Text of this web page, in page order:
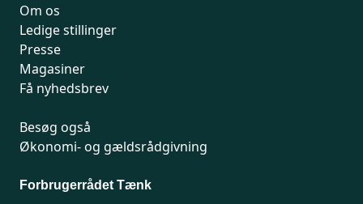
Om os
Ledige stillinger
Presse
Magasiner
Få nyhedsbrev
Besøg også
Økonomi- og gældsrådgivning
Forbrugerrådet Tænk